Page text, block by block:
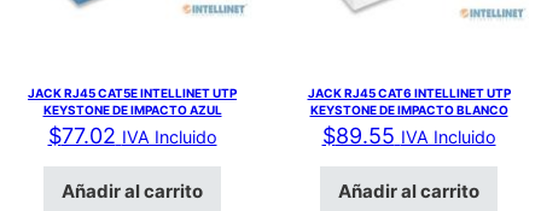
JACK RJ45 CAT5E INTELLINET UTP
KEYSTONE DE IMPACTO AZUL
$77.02 IVA Incluido
Añadir al carrito
JACK RJ45 CAT6 INTELLINET UTP
KEYSTONE DE IMPACTO BLANCO
$89.55 IVA Incluido
Añadir al carrito